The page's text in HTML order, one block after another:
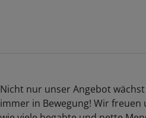
Nicht nur unser Angebot
immer in Bewegung! Wir
wie viele begabte und nette